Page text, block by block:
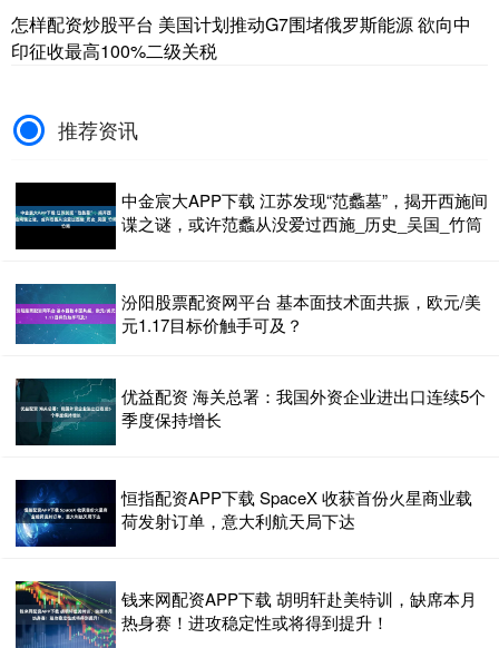
怎样配资炒股平台 美国计划推动G7围堵俄罗斯能源 欲向中
印征收最高100%二级关税
推荐资讯
中金宸大APP下载 江苏发现“范蠡墓”，揭开西施间
谍之谜，或许范蠡从没爱过西施_历史_吴国_竹筒
汾阳股票配资网平台 基本面技术面共振，欧元/美
元1.17目标价触手可及？
优益配资 海关总署：我国外资企业进出口连续5个
季度保持增长
恒指配资APP下载 SpaceX 收获首份火星商业载
荷发射订单，意大利航天局下达
钱来网配资APP下载 胡明轩赴美特训，缺席本月
热身赛！进攻稳定性或将得到提升！